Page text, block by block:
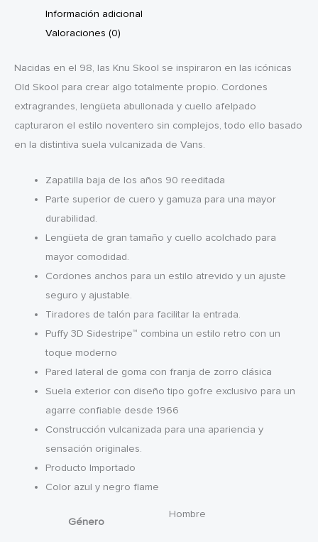
Información adicional
Valoraciones (0)
Nacidas en el 98, las Knu Skool se inspiraron en las icónicas
Old Skool para crear algo totalmente propio. Cordones
extragrandes, lengüeta abullonada y cuello afelpado
capturaron el estilo noventero sin complejos, todo ello basado
en la distintiva suela vulcanizada de Vans.
Zapatilla baja de los años 90 reeditada
Parte superior de cuero y gamuza para una mayor
durabilidad.
Lengüeta de gran tamaño y cuello acolchado para
mayor comodidad.
Cordones anchos para un estilo atrevido y un ajuste
seguro y ajustable.
Tiradores de talón para facilitar la entrada.
Puffy 3D Sidestripe™ combina un estilo retro con un
toque moderno
Pared lateral de goma con franja de zorro clásica
Suela exterior con diseño tipo gofre exclusivo para un
agarre confiable desde 1966
Construcción vulcanizada para una apariencia y
sensación originales.
Producto Importado
Color azul y negro flame
Género
Hombre